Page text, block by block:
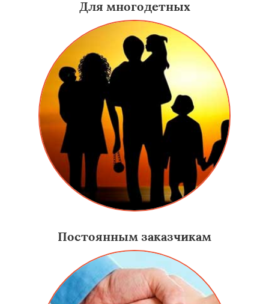
Для многодетных
Постоянным заказчикам